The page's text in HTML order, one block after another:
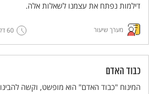
דילמות נפתח את עצמנו לשאלות אלה.
מערך שיעור 60 דקות
כבוד האדם
המינוח "כבוד האדם" הוא מופשט, וקשה להבינו